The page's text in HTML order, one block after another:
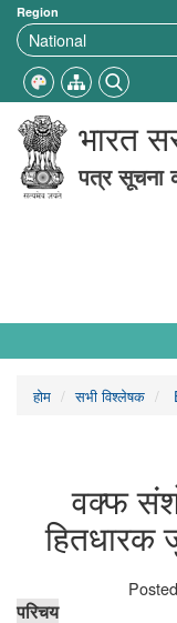
Region
भारत
पत्र सूचना
होम सभी विश्लेषक
वक्फ
हितधारक
परिचय